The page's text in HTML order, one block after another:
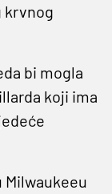
krvnog
bi mogla
koji ima
Milwaukeeu